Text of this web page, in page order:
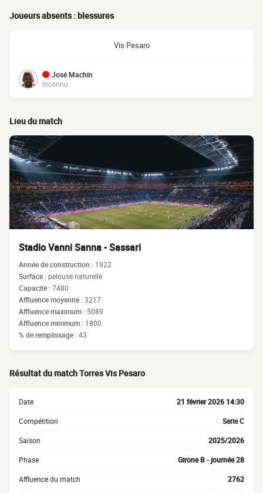
Joueurs absents : blessures
Vis Pesaro
José Machín
Inconnu
Lieu du match
Stadio Vanni Sanna - Sassari
Année de construction : 1922
Surface :pelouse naturelle
Capacité :7480
Affluence moyenne :3217
Affluence maximum : 5089
Affluence minimum : 1800
% de remplissage :43
Résultat du match Torres Vis Pesaro
Date 21 février 2026 14:30
Compétition Serie C
Saison 2025/2026
Phase Girone B - journée 28
Affluence du match 2762